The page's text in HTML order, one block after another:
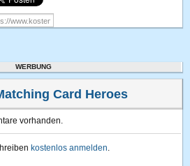
WERBUNG
Card Heroes
vorhanden.
kostenlos anmelden.